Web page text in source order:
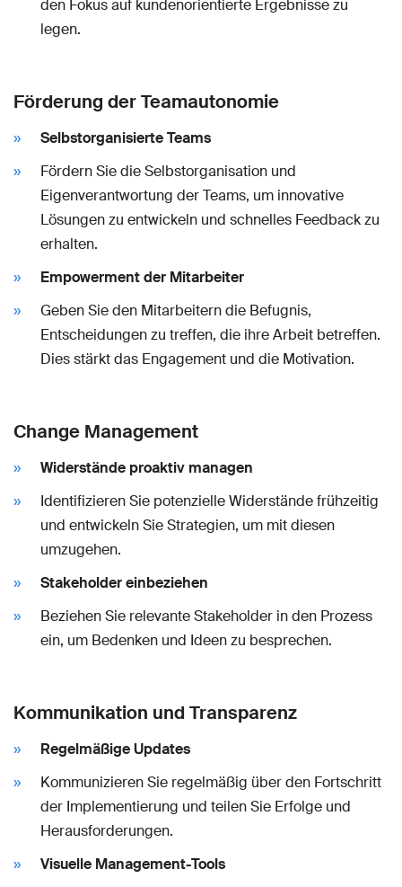
den Fokus auf kundenorientierte Ergebnisse zu
legen.
Förderung der Teamautonomie
Selbstorganisierte Teams
Fördern Sie die Selbstorganisation und
Eigenverantwortung der Teams, um innovative
Lösungen zu entwickeln und schnelles Feedback zu
erhalten.
Empowerment der Mitarbeiter
Geben Sie den Mitarbeitern die Befugnis,
Entscheidungen zu treffen, die ihre Arbeit betreffen.
Dies stärkt das Engagement und die Motivation.
Change Management
Widerstände proaktiv managen
Identifizieren Sie potenzielle Widerstände frühzeitig
und entwickeln Sie Strategien, um mit diesen
umzugehen.
Stakeholder einbeziehen
Beziehen Sie relevante Stakeholder in den Prozess
ein, um Bedenken und Ideen zu besprechen.
Kommunikation und Transparenz
Regelmäßige Updates
Kommunizieren Sie regelmäßig über den Fortschritt
der Implementierung und teilen Sie Erfolge und
Herausforderungen.
Visuelle Management-Tools